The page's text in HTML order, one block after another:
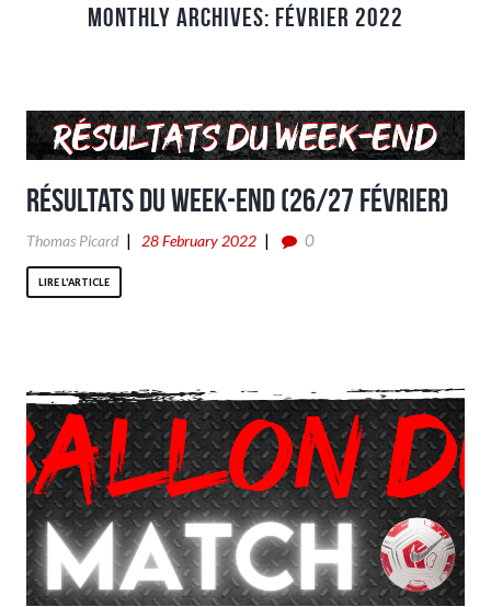
Monthly Archives: février 2022
Résultats du week-end (26/27 Février)
Thomas Picard 28 February 2022 0
LIRE L'ARTICLE